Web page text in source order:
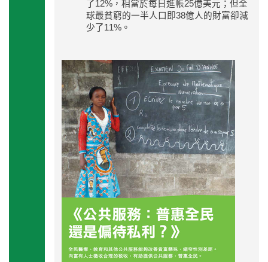
了12%，相當於每日進帳25億美元；但全
球最貧窮的一半人口即38億人的財富卻減
少了11%。